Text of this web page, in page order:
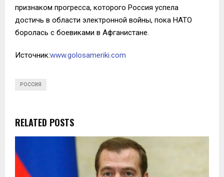
признаком прогресса, которого Россия успела
достичь в области электронной войны, пока НАТО
боролась с боевиками в Афганистане.
Источник:www.golosameriki.com
РОССИЯ
RELATED POSTS